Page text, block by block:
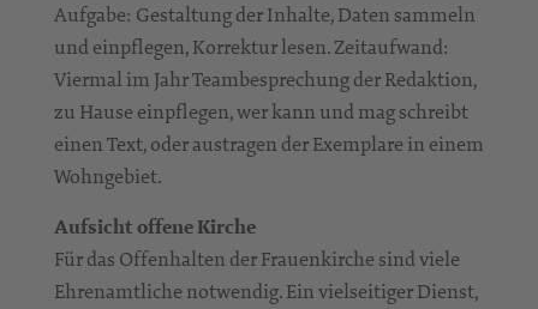
Aufgabe: Gestaltung der Inhalte, Daten sammeln
und einpflegen, Korrektur lesen. Zeitaufwand:
Viermal im Jahr Teambesprechung der Redaktion,
zu Hause einpflegen, wer kann und mag schreibt
einen Text, oder austragen der Exemplare in einem
Wohngebiet.
Aufsicht offene Kirche
Für das Offenhalten der Frauenkirche sind viele
Ehrenamtliche notwendig. Ein vielseitiger Dienst,